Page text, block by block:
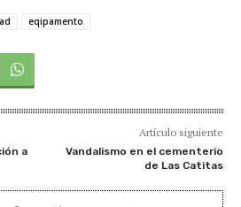
eqipamento
a
Artículo siguiente
Vandalismo en el cementerio
de Las Catitas